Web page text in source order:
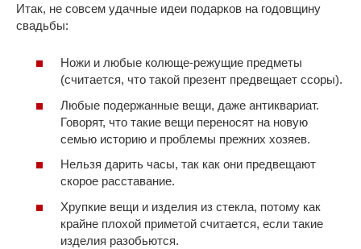
Итак, не совсем удачные идеи подарков на годовщину
свадьбы:
Ножи и любые колюще-режущие предметы
(считается, что такой презент предвещает ссоры).
Любые подержанные вещи, даже антиквариат.
Говорят, что такие вещи переносят на новую
семью историю и проблемы прежних хозяев.
Нельзя дарить часы, так как они предвещают
скорое расставание.
Хрупкие вещи и изделия из стекла, потому как
крайне плохой приметой считается, если такие
изделия разобьются.